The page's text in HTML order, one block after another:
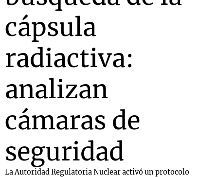
cápsula
radiactiva:
analizan
cámaras de
seguridad
La Autoridad Regulatoria Nuclear activó un protocolo